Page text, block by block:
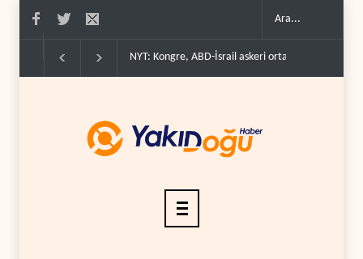
NYT: Kongre, ABD-İsrail askeri ortaklığını yasayla